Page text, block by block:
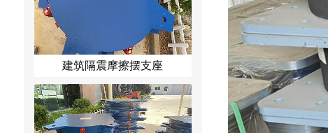
建筑隔震摩擦摆支座